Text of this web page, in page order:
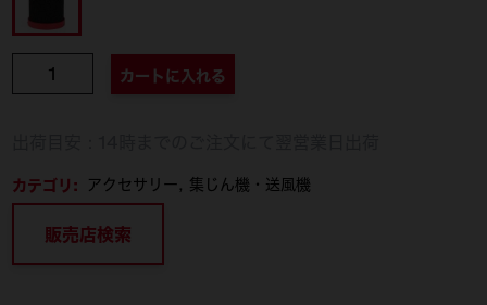
カートに入れる
カテゴリ: アクセサリー 集じん機・送風機
販売店検索